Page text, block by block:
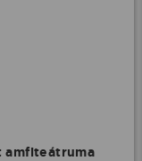
amfiteátruma